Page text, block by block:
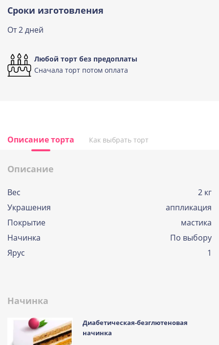
Сроки изготовления
От 2 дней
Любой торт без предоплаты
Сначала торт потом оплата
Описание торта Как выбрать торт
Описание
Вес
2 кг
Украшения
аппликация
Покрытие
мастика
Начинка
По выбору
Ярус
1
Начинка
Диабетическая-безглютеновая
начинка